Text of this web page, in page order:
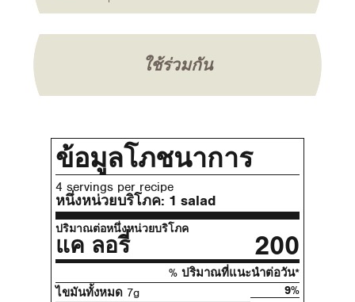
ใช้ร่วมกัน
ข้อมูลโภชนาการ
4 servings per recipe
หนึ่งหน่วยบริโภค: 1 salad
ปริมาณต่อหนึ่งหน่วยบริโภค
แค ลอรี่ 200
% ปริมาณที่แนะนําต่อวัน*
ไขมันทั้งหมด 7g
9%